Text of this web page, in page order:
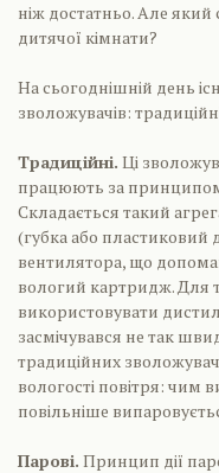
ніж достатньо. Але
дитячої кімнати?
На сьогоднішній день
зволожувачів:
Традиційні. Ці
працюють за
Складається такий
(губка або пластиковий
вентилятора, що
вологий картридж. Для
використовувати
засмічувався не так
традиційних
вологості повітря: чим
повільніше
Парові. Принцип дії